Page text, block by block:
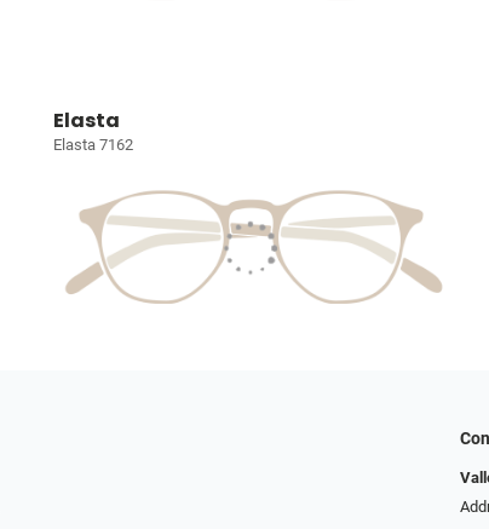
Elasta
Elasta 7162